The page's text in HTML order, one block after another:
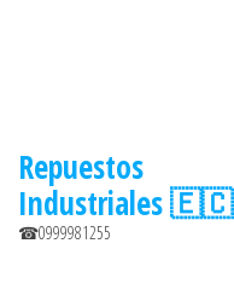
Repuestos
Industriales 🇪🇨
☎0999981255